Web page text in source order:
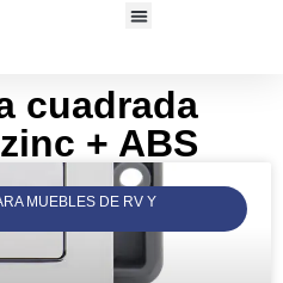
cuadrada
+ ABS
MUEBLES DE RV Y